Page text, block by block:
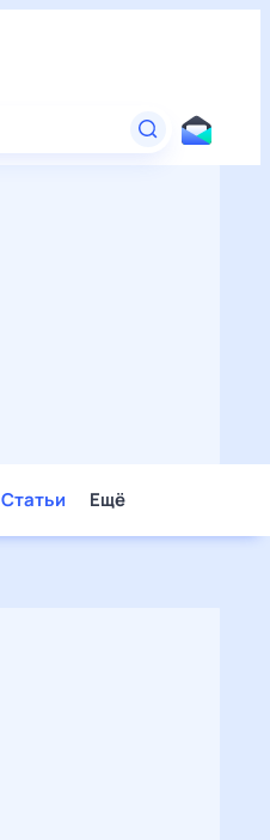
Статьи Ещё